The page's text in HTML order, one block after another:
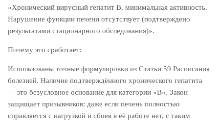
«Хронический вирусный гепатит B, минимальная активность.
Нарушение функции печени отсутствует (подтверждено
результатами стационарного обследования)».
Почему это сработает:
Использованы точные формулировки из Статьи 59 Расписания
болезней. Наличие подтверждённого хронического гепатита
— это безусловное основание для категории «В». Закон
защищает призывников: даже если печень полностью
справляется с нагрузкой и сбоев в её работе нет, с таким